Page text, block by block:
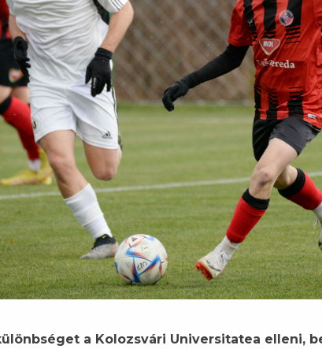
a Kolozsvári Universitatea elleni,